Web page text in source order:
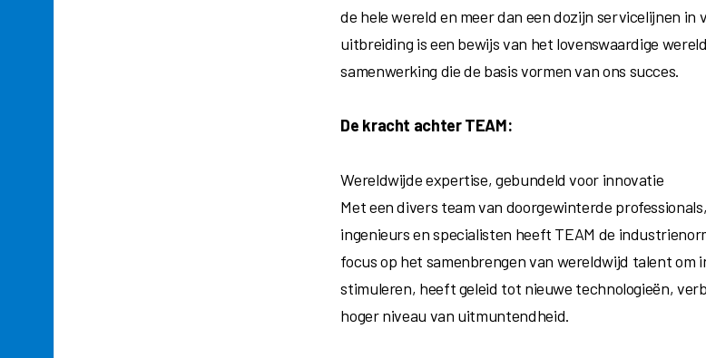
de hele wereld en meer dan een dozijn servicelijnen
uitbreiding is een bewijs van het lovenswaardige
samenwerking die de basis vormen van ons succes.
De kracht achter TEAM:
Wereldwijde expertise, gebundeld voor innovatie
Met een divers team van doorgewinterde
ingenieurs en specialisten heeft TEAM de
focus op het samenbrengen van wereldwijd talent om
stimuleren, heeft geleid tot nieuwe technologieën,
hoger niveau van uitmuntendheid.